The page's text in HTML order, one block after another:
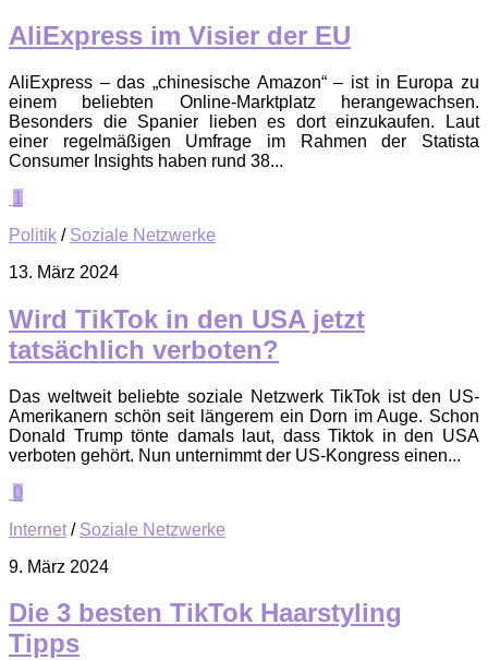
AliExpress im Visier der EU
AliExpress – das „chinesische Amazon“ – ist in Europa zu
einem beliebten Online-Marktplatz herangewachsen.
Besonders die Spanier lieben es dort einzukaufen. Laut
einer regelmäßigen Umfrage im Rahmen der Statista
Consumer Insights haben rund 38...
1
Politik / Soziale Netzwerke
13. März 2024
Wird TikTok in den USA jetzt
tatsächlich verboten?
Das weltweit beliebte soziale Netzwerk TikTok ist den US-
Amerikanern schön seit längerem ein Dorn im Auge. Schon
Donald Trump tönte damals laut, dass Tiktok in den USA
verboten gehört. Nun unternimmt der US-Kongress einen...
0
Internet / Soziale Netzwerke
9. März 2024
Die 3 besten TikTok Haarstyling
Tipps